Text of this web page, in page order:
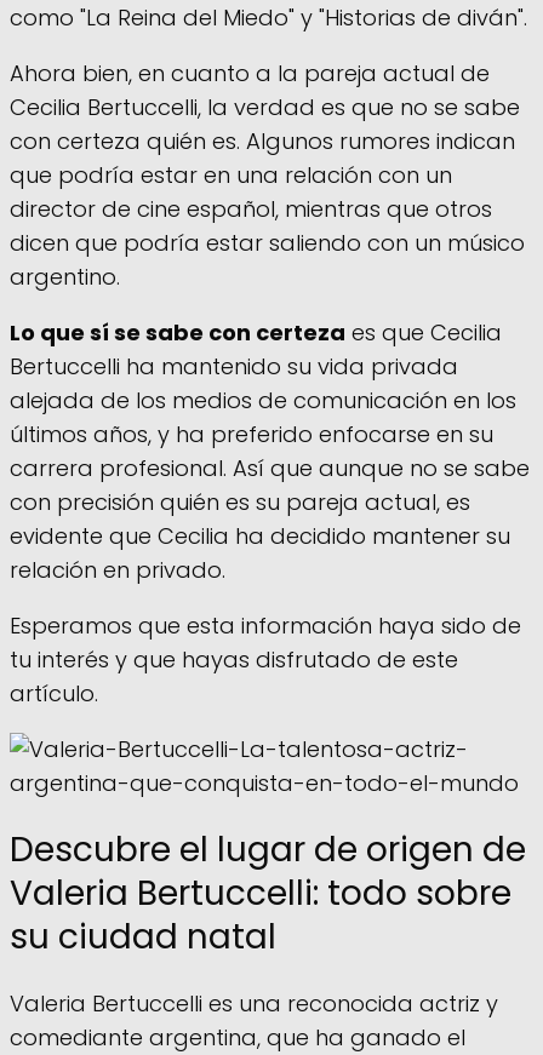
como "La Reina del Miedo" y "Historias de diván".
Ahora bien, en cuanto a la pareja actual de
Cecilia Bertuccelli, la verdad es que no se sabe
con certeza quién es. Algunos rumores indican
que podría estar en una relación con un
director de cine español, mientras que otros
dicen que podría estar saliendo con un músico
argentino.
Lo que sí se sabe con certeza es que Cecilia
Bertuccelli ha mantenido su vida privada
alejada de los medios de comunicación en los
últimos años, y ha preferido enfocarse en su
carrera profesional. Así que aunque no se sabe
con precisión quién es su pareja actual, es
evidente que Cecilia ha decidido mantener su
relación en privado.
Esperamos que esta información haya sido de
tu interés y que hayas disfrutado de este
artículo.
Descubre el lugar de origen de
Valeria Bertuccelli: todo sobre
su ciudad natal
Valeria Bertuccelli es una reconocida actriz y
comediante argentina, que ha ganado el